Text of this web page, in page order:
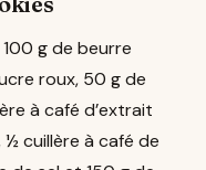
g de beurre
roux, 50 g de
à café d’extrait
cuillère à café de